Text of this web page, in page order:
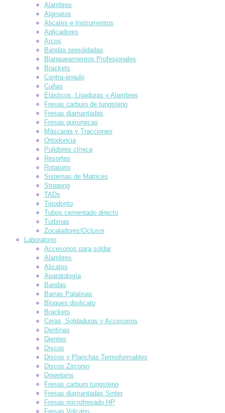
Alambres
Alginatos
Alicates e Instrumentos
Aplicadores
Arcos
Bandas presoldadas
Blanqueamientos Profesionales
Brackets
Contra-ángulo
Cuñas
Elásticos, Ligaduras y Alambres
Fresas carburo de tungsteno
Fresas diamantadas
Fresas quirúrgicas
Máscaras y Tracciones
Ortodoncia
Pulidores clínica
Resortes
Rotatorio
Sistemas de Matrices
Stripping
TADs
Tipodonto
Tubos cementado directo
Turbinas
Zocaladores/Oclusor
Laboratorio
Accesorios para soldar
Alambres
Alicates
Aparatología
Bandas
Barras Palatinas
Bloques disilicato
Brackets
Ceras, Soldaduras y Accesorios
Dentinas
Dientes
Discos
Discos y Planchas Termoformables
Discos Zirconio
Dowelpins
Fresas carburo tungsteno
Fresas diamantadas Sinter
Fresas microfresado HP
Fresas Volcano